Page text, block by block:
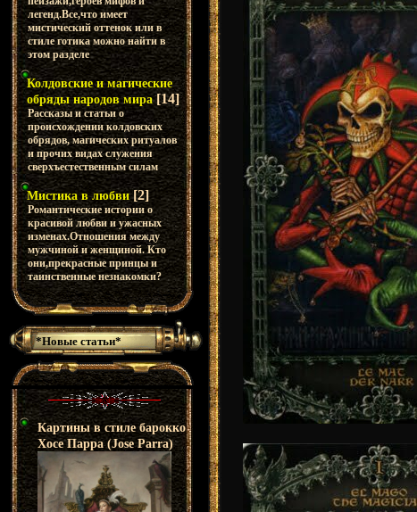
легенд.Все,что имеет
мистический оттенок или в
стиле готика можно найти в
этом разделе
Колдовские и магические
обряды народов мира [14]
Рассказы и статьи о
происхождении колдовских
обрядов, магических ритуалов
и прочих видах служения
сверхъестественным силам
Мистика в любви [2]
Романтические истории о
красивой любви и ужасных
изменах.Отношения между
мужчиной и женщиной. Кто
они,прекрасные принцы и
таинственные незнакомки?
*Новые статьи*
Картины в стиле барокко
Хосе Парра (Jose Parra)